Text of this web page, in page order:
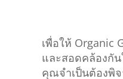
เพื่อให้ Organic
และสอดคล้องกั
คุณจำเป็นต้องพิ